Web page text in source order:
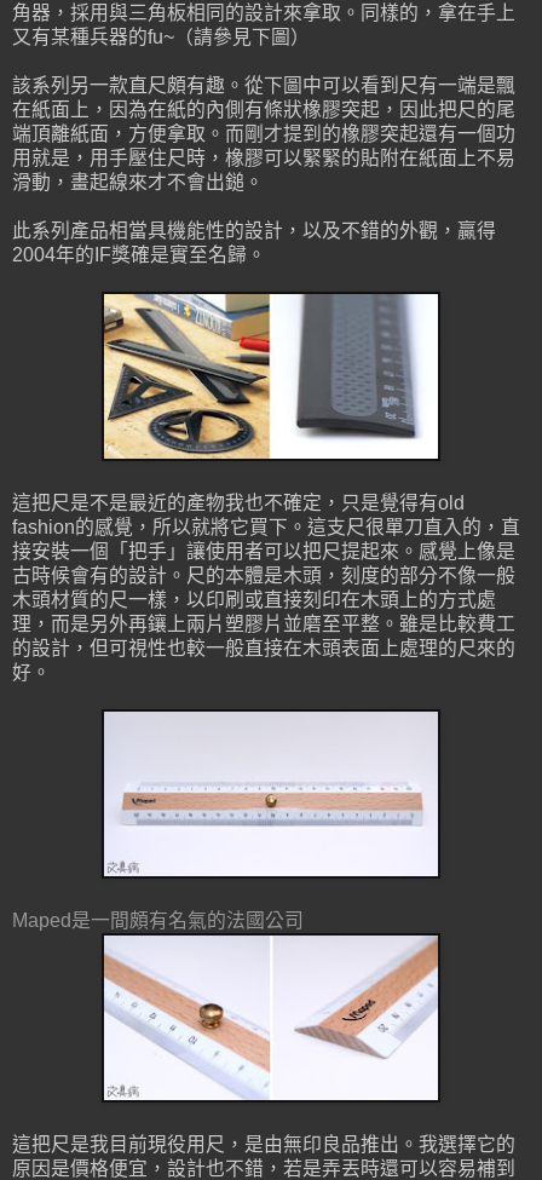
角器，採用與三角板相同的設計來拿取。同樣的，拿在手上
又有某種兵器的fu~（請參見下圖）
該系列另一款直尺頗有趣。從下圖中可以看到尺有一端是飄
在紙面上，因為在紙的內側有條狀橡膠突起，因此把尺的尾
端頂離紙面，方便拿取。而剛才提到的橡膠突起還有一個功
用就是，用手壓住尺時，橡膠可以緊緊的貼附在紙面上不易
滑動，畫起線來才不會出鎚。
此系列產品相當具機能性的設計，以及不錯的外觀，贏得
2004年的IF獎確是實至名歸。
這把尺是不是最近的產物我也不確定，只是覺得有old
fashion的感覺，所以就將它買下。這支尺很單刀直入的，直
接安裝一個「把手」讓使用者可以把尺提起來。感覺上像是
古時候會有的設計。尺的本體是木頭，刻度的部分不像一般
木頭材質的尺一樣，以印刷或直接刻印在木頭上的方式處
理，而是另外再鑲上兩片塑膠片並磨至平整。雖是比較費工
的設計，但可視性也較一般直接在木頭表面上處理的尺來的
好。
Maped是一間頗有名氣的法國公司
這把尺是我目前現役用尺，是由無印良品推出。我選擇它的
原因是價格便宜，設計也不錯，若是弄丟時還可以容易補到